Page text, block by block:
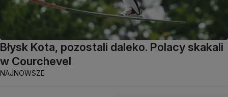
Błysk Kota, pozostali daleko. Polacy skakali
w Courchevel
NAJNOWSZE